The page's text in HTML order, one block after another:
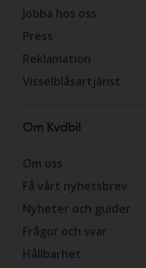
Jobba hos oss
Press
Reklamation
Visselblåsartjänst
Om Kvdbil
Om oss
Få vårt nyhetsbrev
Nyheter och guider
Frågor och svar
Hållbarhet